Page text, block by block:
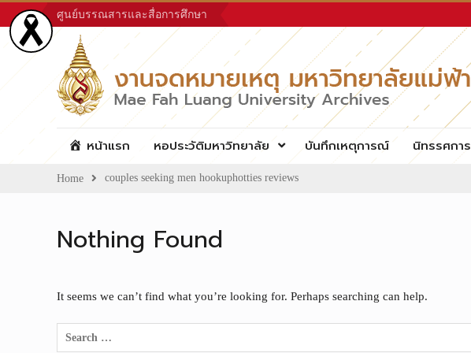
to
content
ศูนย์บรรณสารและสื่อการศึกษา
หน้าแรก หอประวัติมหาวิทยาลัย บันทึกเหตุการณ์ นิทรรศการ
Home couples seeking men hookuphotties reviews
Nothing Found
It seems we can’t find what you’re looking for. Perhaps searching can help.
Search
for: